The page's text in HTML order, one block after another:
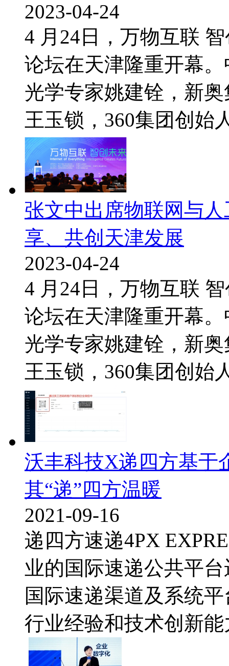
2023-04-24
4 月24日，万物互联
论坛在天津隆重开幕
光学专家姚建铨，新
王玉锁，360集团创始
张文中出席物联网与
享、共创天津发展
2023-04-24
4 月24日，万物互联
论坛在天津隆重开幕
光学专家姚建铨，新
王玉锁，360集团创始
沃丰科技X递四方基于
其“递”四方温暖
2021-09-16
递四方速递4PX
业的国际速递公共平
国际速递渠道及系统
行业经验和技术创新